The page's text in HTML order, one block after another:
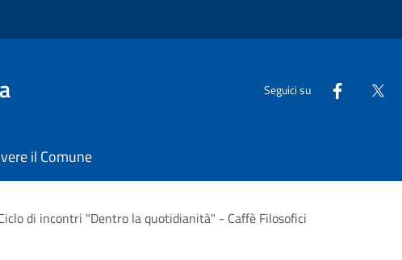
Seguici su
il Comune
di incontri "Dentro la quotidianità" - Caffè Filosofici